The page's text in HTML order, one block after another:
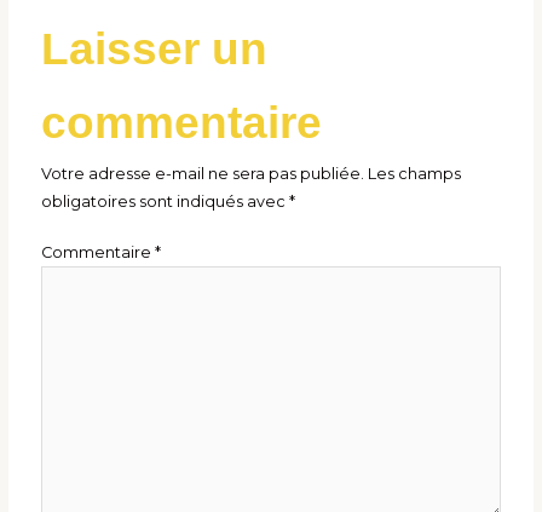
Laisser un
commentaire
Votre adresse e-mail ne sera pas publiée. Les champs
obligatoires sont indiqués avec*
Commentaire*